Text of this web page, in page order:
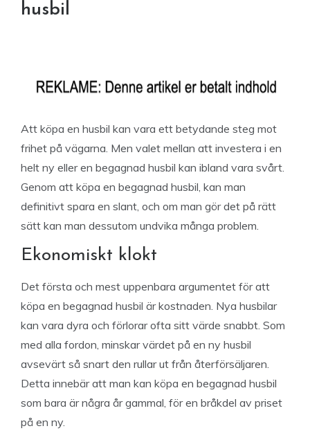
husbil
Att köpa en husbil kan vara ett betydande steg mot
frihet på vägarna. Men valet mellan att investera i en
helt ny eller en begagnad husbil kan ibland vara svårt.
Genom att köpa en begagnad husbil, kan man
definitivt spara en slant, och om man gör det på rätt
sätt kan man dessutom undvika många problem.
Ekonomiskt klokt
Det första och mest uppenbara argumentet för att
köpa en begagnad husbil är kostnaden. Nya husbilar
kan vara dyra och förlorar ofta sitt värde snabbt. Som
med alla fordon, minskar värdet på en ny husbil
avsevärt så snart den rullar ut från återförsäljaren.
Detta innebär att man kan köpa en begagnad husbil
som bara är några år gammal, för en bråkdel av priset
på en ny.